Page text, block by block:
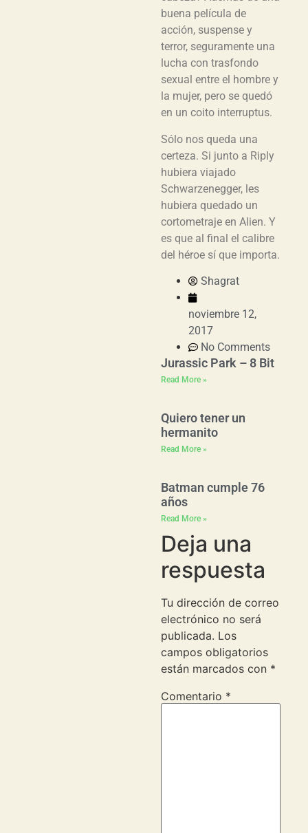
buena película de
acción, suspense y
terror, seguramente una
lucha con trasfondo
sexual entre el hombre y
la mujer, pero se quedó
en un coito interruptus.
Sólo nos queda una
certeza. Si junto a Riply
hubiera viajado
Schwarzenegger, les
hubiera quedado un
cortometraje en Alien. Y
es que al final el calibre
del héroe sí que importa.
Shagrat
noviembre 12,
2017
No Comments
Jurassic Park – 8 Bit
Read More »
Quiero tener un
hermanito
Read More »
Batman cumple 76
años
Read More »
Deja una
respuesta
Tu dirección de correo
electrónico no será
publicada. Los
campos obligatorios
están marcados con *
Comentario *